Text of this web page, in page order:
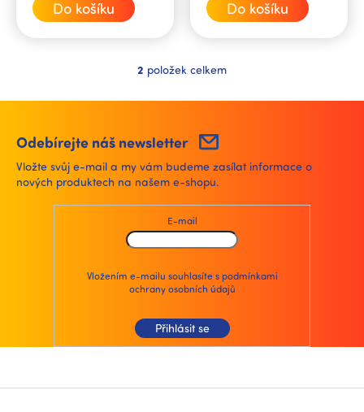
Do košíku Do košíku
O
l
d
a
c
í
r
v
k
v
ý
i
s
u
2 položek celkem
Odebírejte náš newsletter
Vložte svůj e-mail a my vám budeme zasílat informace o
nových produktech na našem e-shopu.
E-mail
Vložením e-mailu souhlasíte spodmínkami
ochrany osobních údajů
Přihlásit se
p